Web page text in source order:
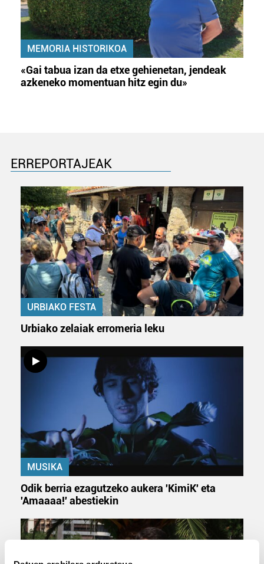
MEMORIA HISTORIKOA
«Gai tabua izan da etxe gehienetan, jendeak
azkeneko momentuan hitz egin du»
ERREPORTAJEAK
URBIAKO FESTA
Urbiako zelaiak erromeria leku
MUSIKA
Odik berria ezagutzeko aukera 'KimiK' eta
'Amaaaa!' abestiekin